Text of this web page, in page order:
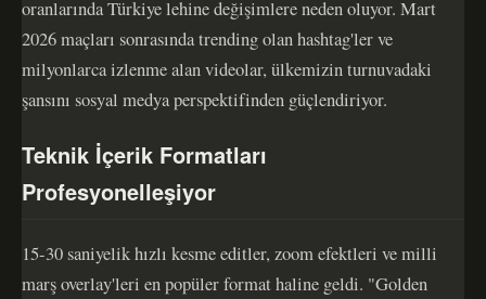
oranlarında Türkiye lehine değişimlere neden oluyor. Mart
2026 maçları sonrasında trending olan hashtag'ler ve
milyonlarca izlenme alan videolar, ülkemizin turnuvadaki
şansını sosyal medya perspektifinden güçlendiriyor.
Teknik İçerik Formatları
Profesyonelleşiyor
15-30 saniyelik hızlı kesme editler, zoom efektleri ve milli
marş overlay'leri en popüler format haline geldi. "Golden